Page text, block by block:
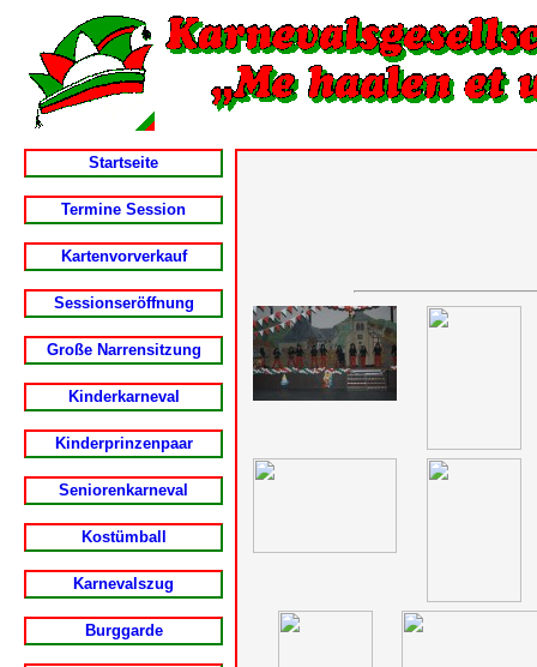
Startseite
Termine Session
Kartenvorverkauf
Sessionseröffnung
Große Narrensitzung
Kinderkarneval
Kinderprinzenpaar
Seniorenkarneval
Kostümball
Karnevalszug
Burggarde